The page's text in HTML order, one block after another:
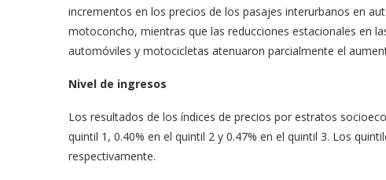
incrementos en los precios de los pasajes interurbanos en
motoconcho, mientras que las reducciones estacionales en
automóviles y motocicletas atenuaron parcialmente el
Nivel de ingresos
Los resultados de los índices de precios por estratos
quintil 1, 0.40% en el quintil 2 y 0.47% en el quintil 3. Los
respectivamente.